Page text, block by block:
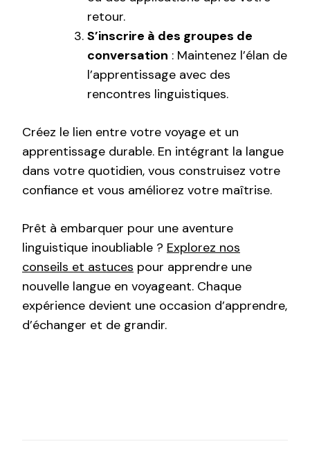
retour.
S’inscrire à des groupes de
conversation : Maintenez l’élan de
l’apprentissage avec des
rencontres linguistiques.
Créez le lien entre votre voyage et un
apprentissage durable. En intégrant la langue
dans votre quotidien, vous construisez votre
confiance et vous améliorez votre maîtrise.
Prêt à embarquer pour une aventure
linguistique inoubliable ? Explorez nos
conseils et astuces pour apprendre une
nouvelle langue en voyageant. Chaque
expérience devient une occasion d’apprendre,
d’échanger et de grandir.